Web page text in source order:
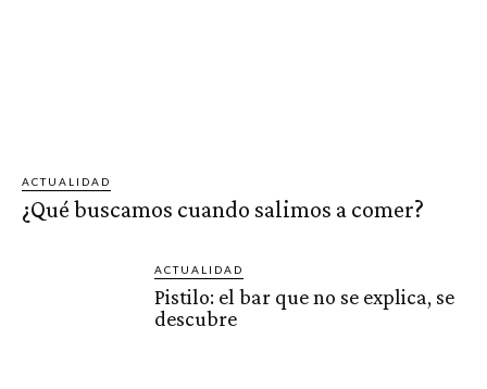
ACTUALIDAD
¿Qué buscamos cuando salimos a comer?
ACTUALIDAD
Pistilo: el bar que no se explica, se
descubre